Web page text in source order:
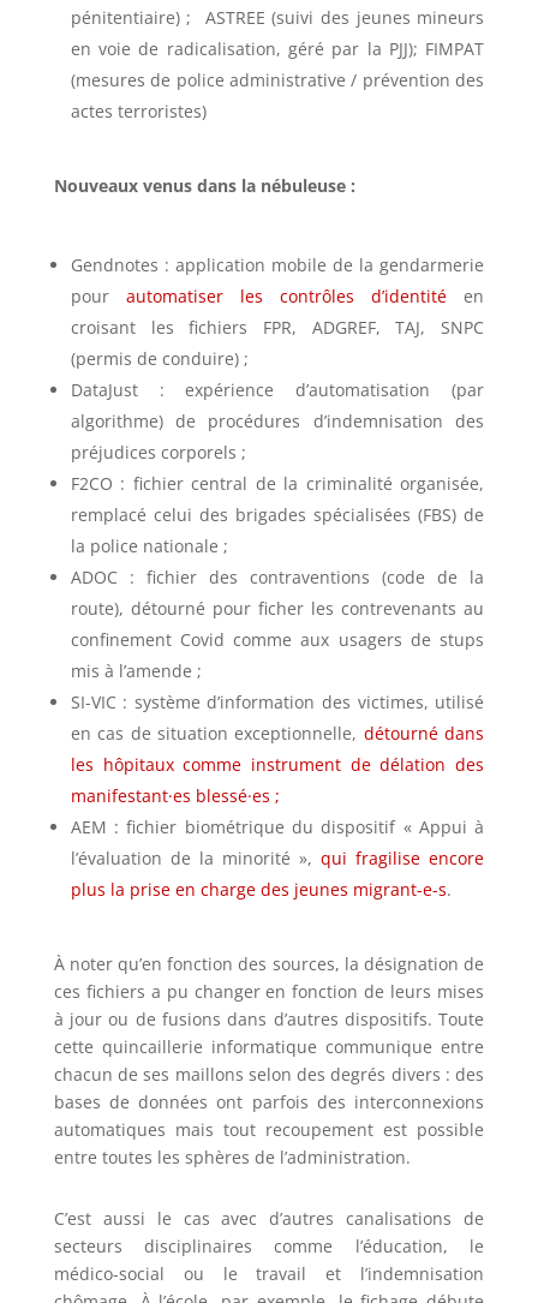
pénitentiaire) ; ASTREE (suivi des jeunes mineurs
en voie de radicalisation, géré par la PJJ); FIMPAT
(mesures de police administrative / prévention des
actes terroristes)
Nouveaux venus dans la nébuleuse :
Gendnotes : application mobile de la gendarmerie
pour automatiser les contrôles d’identité en
croisant les fichiers FPR, ADGREF, TAJ, SNPC
(permis de conduire) ;
DataJust : expérience d’automatisation (par
algorithme) de procédures d’indemnisation des
préjudices corporels ;
F2CO : fichier central de la criminalité organisée,
remplacé celui des brigades spécialisées (FBS) de
la police nationale ;
ADOC : fichier des contraventions (code de la
route), détourné pour ficher les contrevenants au
confinement Covid comme aux usagers de stups
mis à l’amende ;
SI-VIC : système d’information des victimes, utilisé
en cas de situation exceptionnelle, détourné dans
les hôpitaux comme instrument de délation des
manifestant·es blessé·es ;
AEM : fichier biométrique du dispositif « Appui à
l’évaluation de la minorité »,qui fragilise encore
plus la prise en charge des jeunes migrant-e-s.
À noter qu’en fonction des sources, la désignation de
ces fichiers a pu changer en fonction de leurs mises
à jour ou de fusions dans d’autres dispositifs. Toute
cette quincaillerie informatique communique entre
chacun de ses maillons selon des degrés divers : des
bases de données ont parfois des interconnexions
automatiques mais tout recoupement est possible
entre toutes les sphères de l’administration.
C’est aussi le cas avec d’autres canalisations de
secteurs disciplinaires comme l’éducation, le
médico-social ou le travail et l’indemnisation